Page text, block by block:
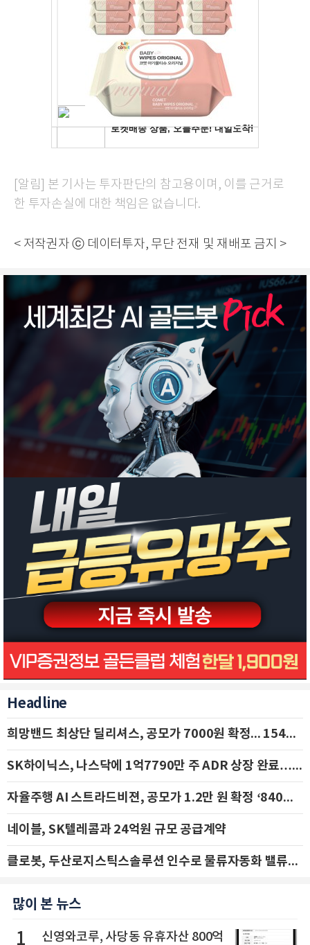
[알림] 본 기사는 투자판단의 참고용이며, 이를 근거로
한 투자손실에 대한 책임은 없습니다.
< 저작권자 ⓒ 데이터투자, 무단 전재 및 재배포 금지 >
Headline
희망밴드 최상단 딜리셔스, 공모가 7000원 확정... 154억 규모 IPO 돌입
SK하이닉스, 나스닥에 1억7790만 주 ADR 상장 완료…29일 국내 추가 상장
자율주행 AI 스트라드비젼, 공모가 1.2만 원 확정 ‘840억 수혈’
네이블, SK텔레콤과 24억원 규모 공급계약
클로봇, 두산로지스틱스솔루션 인수로 물류자동화 밸류체인 확장 추진 - IBK투자증권
많이 본 뉴스
1 신영와코루, 사당동 유휴자산 800억